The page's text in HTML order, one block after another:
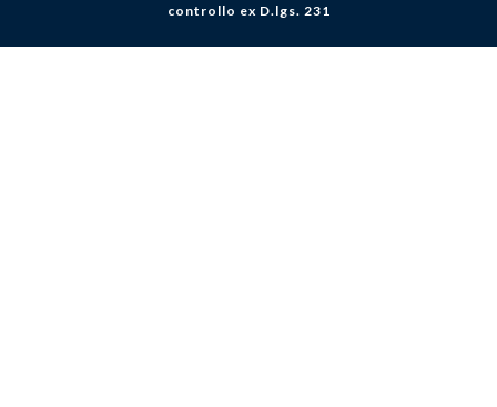
controllo ex D.lgs. 231